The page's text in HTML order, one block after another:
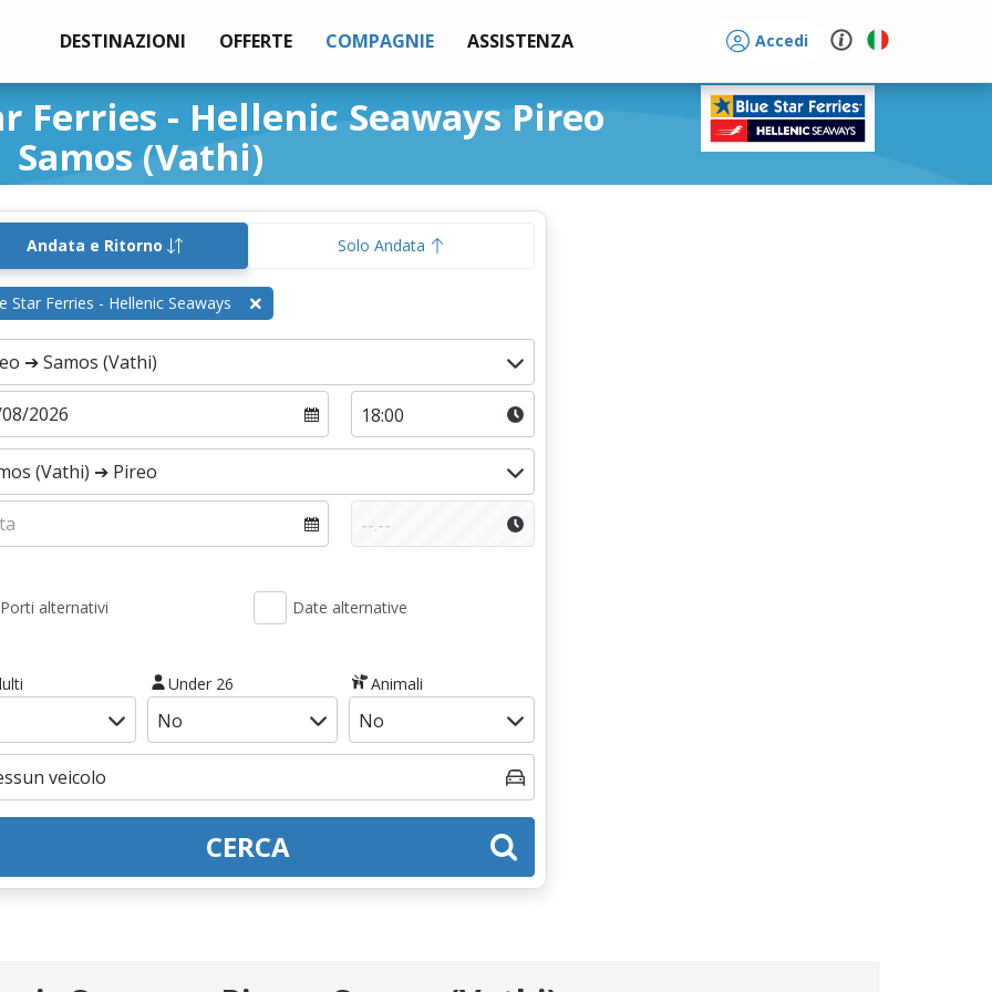
DESTINAZIONI OFFERTE COMPAGNIE ASSISTENZA Accedi
Ferries - Hellenic Seaways Pireo
Samos (Vathi)
Andata e Ritorno Solo Andata
Star Ferries - Hellenic Seaways
Porti alternativi Date alternative
Under 26 Animali
CERCA